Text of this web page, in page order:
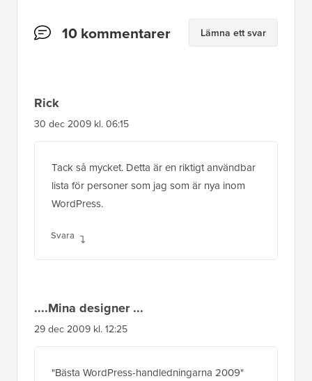
Läsarnas10 kommentarer Lämna ett svar
Rick
30 dec 2009 kl. 06:15
Tack så mycket. Detta är en riktigt användbar
lista för personer som jag som är nya inom
WordPress.
Svara
....Mina designer ...
29 dec 2009 kl. 12:25
"Bästa WordPress-handledningarna 2009"